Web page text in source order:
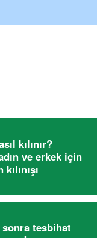
kılınır?
ve erkek için
sonra tesbihat